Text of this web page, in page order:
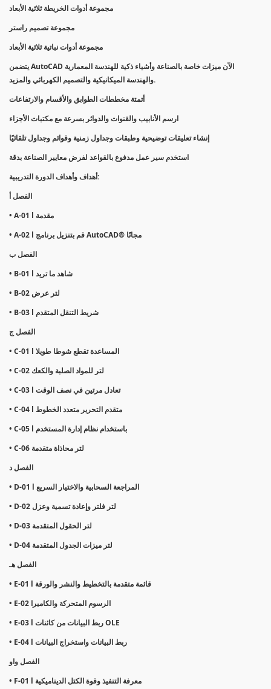
مجموعة أدوات الخريطة ثلاثية الأبعاد
مجموعة تصميم راستر
مجموعة أدوات نباتية ثلاثية الأبعاد
يتضمن AutoCAD الآن ميزات خاصة بالصناعة وأشياء ذكية للهندسة المعمارية
والهندسة الميكانيكية والتصميم الكهربائي والمزيد.
أتمتة مخططات الطوابق والأقسام والارتفاعات
ارسم الأنابيب والقنوات والدوائر بسرعة مع مكتبات الأجزاء
إنشاء تعليقات توضيحية وطبقات وجداول زمنية وقوائم وجداول تلقائيًا
استخدم سير عمل مدفوع بالقواعد لفرض معايير الصناعة بدقة
أهداف وأهداف الدورة التدريبية:
الفصل أ
• A-01 l مقدمة
• A-02 l قم بتنزيل برنامج AutoCAD® مجانًا
الفصل ب
• B-01 l شاهد ما تريد
• B-02 لتر عرض
• B-03 l شريط التنقل المتقدم
الفصل ج
• C-01 l المساعدة تقطع شوطا طويلا
• C-02 لتر للمواد الصلبة والكعك
• C-03 l تعادل مرتين في نصف الوقت
• C-04 l متقدم التحرير متعدد الخطوط
• C-05 l باستخدام نظام إدارة المستخدم
• C-06 لتر محاذاة متقدمة
الفصل د
• D-01 l المراجعة السحابية والاختيار السريع
• D-02 لتر فلتر وإعادة تسمية وعزل
• D-03 لتر الحقول المتقدمة
• D-04 لتر ميزات الجدول المتقدمة
الفصل هـ
• E-01 l قائمة متقدمة بالتخطيط والنشر والورقة
• E-02 الرسوم المتحركة والكاميرا
• E-03 l ربط البيانات من كائنات OLE
• E-04 l ربط البيانات واستخراج البيانات
الفصل واو
• F-01 l معرفة التنفيذ وقوة الكتل الديناميكية